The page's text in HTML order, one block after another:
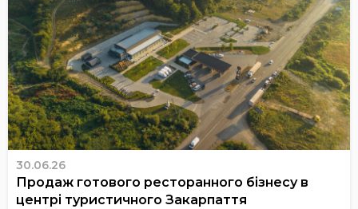
30.06.26
Продаж готового ресторанного бізнесу в
центрі туристичного Закарпаття